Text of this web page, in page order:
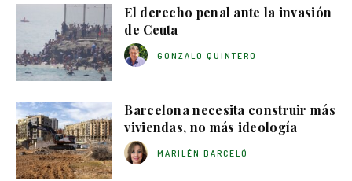
El derecho penal ante la invasión
de Ceuta
GONZALO QUINTERO
Barcelona necesita construir más
viviendas, no más ideología
MARILÉN BARCELÓ